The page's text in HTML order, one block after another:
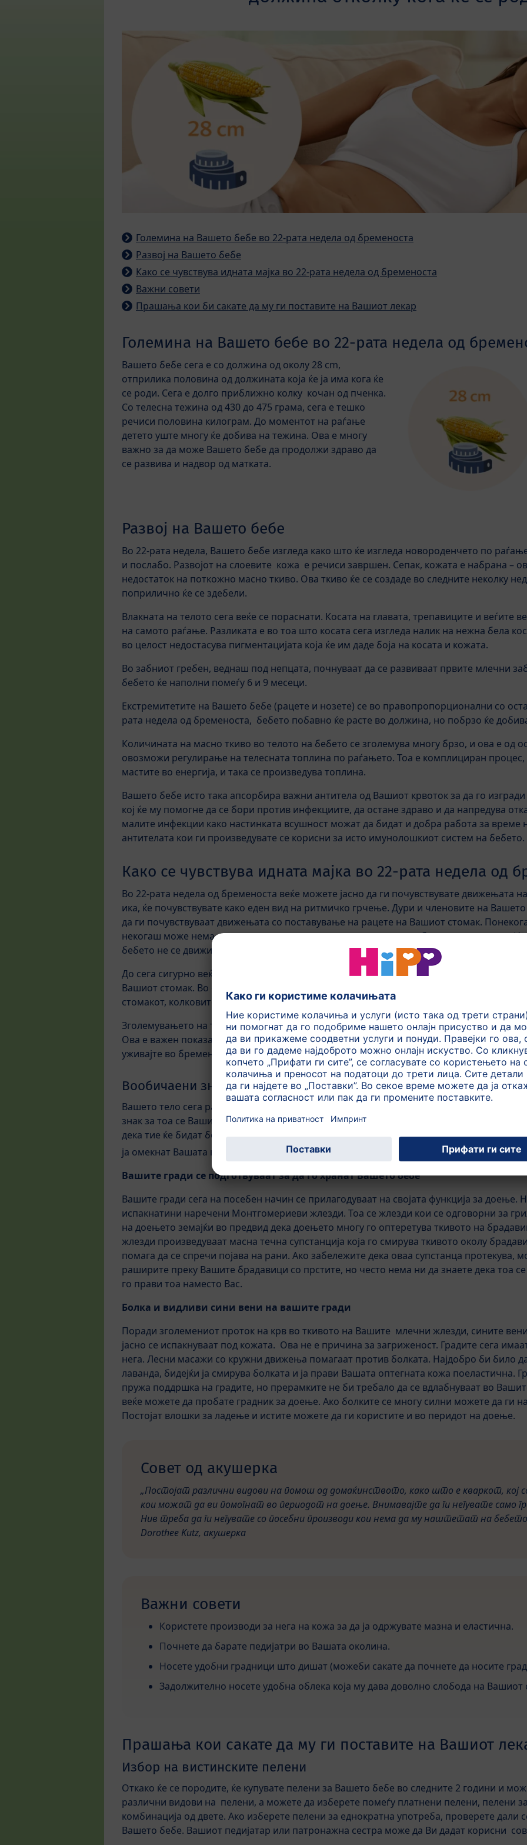
Големина на Вашето бебе во 22-рата недела од бременоста
Развој на Вашето бебе
Како се чувствува идната мајка во 22-рата недела од бременоста
Важни совети
Прашања кои би сакате да му ги поставите на Вашиот лекар
Големина на Вашето бебе во 22-рата недела од
Вашето бебе сега е со должина од околу 28 cm,
отприлика половина од должината која ќе ја има кога ќе
се роди. Сега е долго приближно колку кочан од пченка.
Со телесна тежина од 430 до 475 грама, сега е тешко
речиси половина килограм. До моментот на раѓање
детето уште многу ќе добива на тежина. Ова е многу
важно за да може Вашето бебе да продолжи здраво да
се развива и надвор од матката.
Развој на Вашето бебе
Во 22-рата недела, Вашето бебе изгледа како што ќе изгледа новороденчето по
и послабо. Развојот на слоевите кожа е речиси завршен. Сепак, кожата е набрана –
недостаток на поткожно масно ткиво. Ова ткиво ќе се создаде во следните неколку
поприлично ќе се здебели.
Влакната на телото сега веќе се пораснати. Косата на главата, трепавиците и веѓите
на самото раѓање. Разликата е во тоа што косата сега изгледа налик на нежна бела
во целост недостасува пигментацијата која ќе им даде боја на косата и кожата.
Во забниот гребен, веднаш под непцата, почнуваат да се развиваат првите млечни
бебето ќе наполни помеѓу 6 и 9 месеци.
Екстремитетите на Вашето бебе (рацете и нозете) се во правопропорционални со
рата недела од бременоста, бебето побавно ќе расте во должина, но побрзо ќе
Количината на масно ткиво во телото на бебето се зголемува многу брзо, и ова е од
овозможи регулирање на телесната топлина по раѓањето. Тоа е комплициран процес,
мастите во енергија, и така се произведува топлина.
Вашето бебе исто така апсорбира важни антитела од Вашиот крвоток за да го
кој ќе му помогне да се бори против инфекциите, да остане здраво и да напредува
малите инфекции како настинката всушност можат да бидат и добра работа за време
антителата кои ги произведувате се корисни за исто имунолошкиот систем на бебето.
Како се чувствува идната мајка во 22-рата недела од
Во 22-рата недела од бременоста веќе можете јасно да ги почувствувате движењата
ика, ќе почувствувате како еден вид на ритмичко грчење. Дури и членовите на
да ги почувствуваат движењата со поставување на рацете на Вашиот стомак.
некогаш може нема и воопшто да го почувствуват но тоа не треба да ве загрижува.
бебето не се движи наоколу: следува период на голем раст кој значително ќе ги
До сега сигурно веќе сте добиле некој килограм плус. Тоа е сосема нормално бидејќи
Вашиот стомак. Во следните месеци ќе добиете уште неколку килограми плус.
стомакот, колковите, градите и задникот, каде што се таложат женските масни
Зголемувањето на телесната тежина на бремените редовно се контролира на
Ова е важен показател за правилниот развој на бременоста и детето. Не се грижите
уживајте во бременоста.
Вообичаени знаци и симптоми
Вашето тело сега работи напорно за да се подготви за времето по породувањето кога
знак за тоа се Вашите гради, кои се поголеми од пред неколку недели и ги
дека тие ќе бидат болни, а кожата ќе почне да се растегнува. Дали сте пробале
ја омекнат Вашата кожа со што растегнувањето на кожата ќе се одвива полесно и без
Вашите гради се подготвуваат за да го хранат Вашето бебе
Вашите гради сега на посебен начин се прилагодуваат на својата функција за доење.
испакнатини наречени Монтгомериеви жлезди. Тоа се жлезди кои се одговорни за
на доењето земајќи во предвид дека доењето многу го оптеретува ткивото на
жлезди произведуваат масна течна супстанција која го смирува ткивото околу
помага да се спречи појава на рани. Ако забележите дека оваа супстанца протекува,
раширите преку Вашите брадавици со прстите, но често нема ни да знаете дека тоа се
го прави тоа наместо Вас.
Болка и видливи сини вени на вашите гради
Поради зголемениот проток на крв во ткивото на Вашите млечни жлезди, сините
јасно се испакнуваат под кожата. Ова не е причина за загриженост. Градите сега
нега. Лесни масажи со кружни движења помагаат против болката. Најдобро би било
лаванда, бидејќи ја смирува болката и ја прави Вашата оптегната кожа поеластична.
пружа поддршка на градите, но прерамките не би требало да се вдлабнуваат во
веќе можете да пробате градник за доење. Ако болките се многу силни можете да ги
Постојат влошки за ладење и истите можете да ги користите и во перидот на доење.
Совет од акушерка
„Постојат различни видови на помош од домаќинството, како што е кваркот, кој
кои можат да ви помогнат во периодот на доење. Внимавајте да ги негувате само
Нив треба да ги негувате со посебни производи кои нема да му наштетат на
Dorothee Kutz, акушерка
Важни совети
Користете производи за нега на кожа за да ја одржувате мазна и еластична.
Почнете да барате педијатри во Вашата околина.
Носете удобни градници што дишат (можеби сакате да почнете да носите
Задолжително носете удобна облека која му дава доволно слобода на Вашиот
Прашања кои сакате да му ги поставите на Вашиот
Избор на вистинските пелени
Откако ќе се породите, ќе купувате пелени за Вашето бебе во следните 2 години и
различни видови на пелени, а можете да изберете помеѓу платнени пелени, пелени
комбинација од двете. Ако изберете пелени за еднократна употреба, проверете дали
Вашето бебе. Вашиот педијатар или патронажна сестра може да Ви дадат корисни